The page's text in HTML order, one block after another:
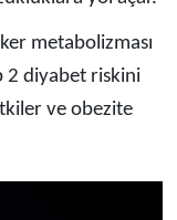
metabolizması
2 diyabet riskini
ve obezite